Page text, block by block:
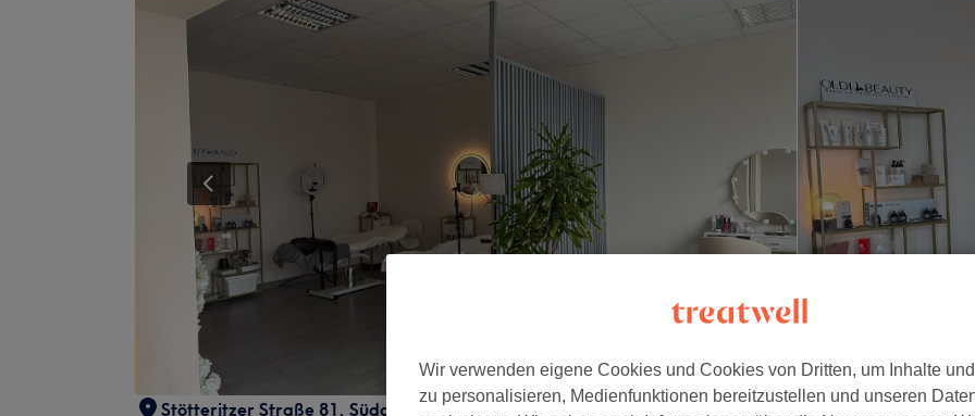
Stötteritzer Straße 81 , Südost Leipzig, 04317
Wir verwenden eigene Cookies und Cookies von Dritten, um Inhalte
zu personalisieren, Medienfunktionen bereitzustellen und unseren